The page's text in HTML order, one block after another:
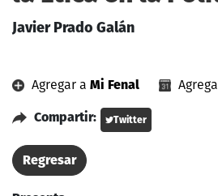
Javier Prado Galán
Agregar a Mi Fenal
Compartir: Twitter
Regresar